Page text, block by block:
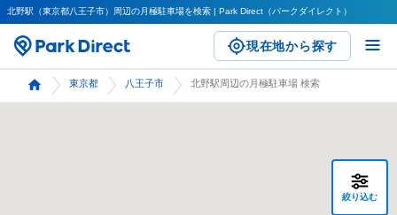
北野駅（東京都八王子市）周辺の月極駐車場を検索 | Park Direct（パークダイレクト）
現在地から探す
東京都 八王子市 北野駅周辺の月極駐車場 検索
絞り込む